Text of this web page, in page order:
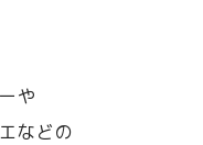
や
などの